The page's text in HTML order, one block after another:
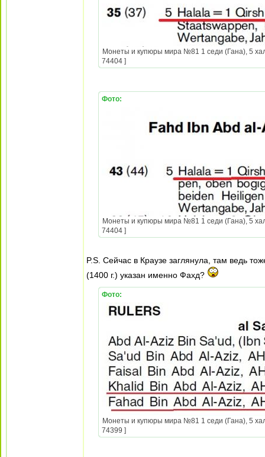
Монеты и купюры мира №81 1 седи (Гана), 5
74404 ]
Фото:
Монеты и купюры мира №81 1 седи (Гана), 5
74404 ]
P.S. Сейчас в Краузе заглянула, там ведь
(1400 г.) указан именно Фахд?
Фото:
Монеты и купюры мира №81 1 седи (Гана), 5
74399 ]